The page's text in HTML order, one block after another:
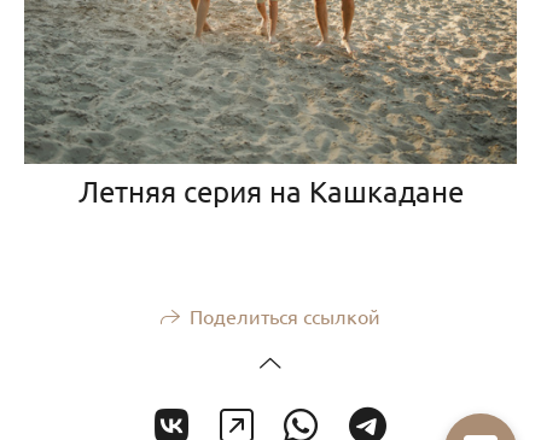
Летняя серия на Кашкадане
Поделиться ссылкой